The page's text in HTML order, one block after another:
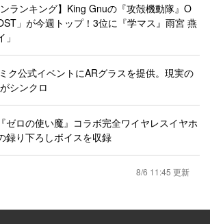
ンランキング】King Gnuの『攻殻機動隊』O
」が今週トップ！3位に『学マス』雨宮 燕
ク公式イベントにARグラスを提供。現実の
シンクロ
ゼロの使い魔』コラボ完全ワイヤレスイヤホ
録り下ろしボイスを収録
8/6 11:45 更新